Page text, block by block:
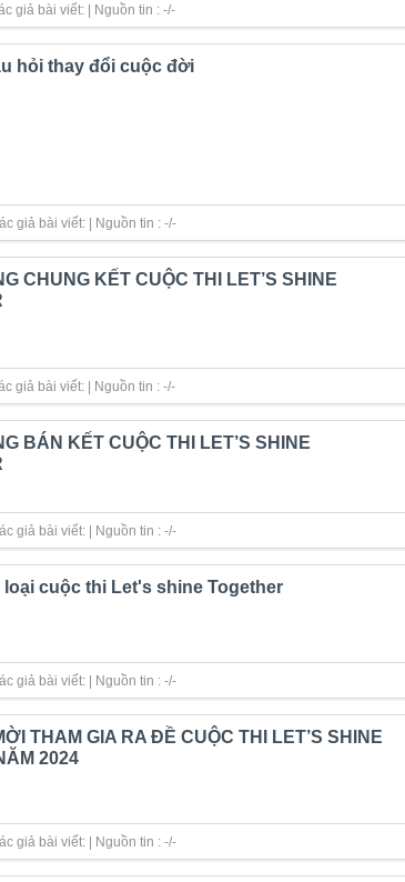
giả bài viết: | Nguồn tin : -/-
hỏi thay đổi cuộc đời
giả bài viết: | Nguồn tin : -/-
CHUNG KẾT CUỘC THI LET’S SHINE
giả bài viết: | Nguồn tin : -/-
BÁN KẾT CUỘC THI LET’S SHINE
giả bài viết: | Nguồn tin : -/-
cuộc thi Let's shine Together
giả bài viết: | Nguồn tin : -/-
THAM GIA RA ĐỀ CUỘC THI LET’S SHINE
2024
giả bài viết: | Nguồn tin : -/-